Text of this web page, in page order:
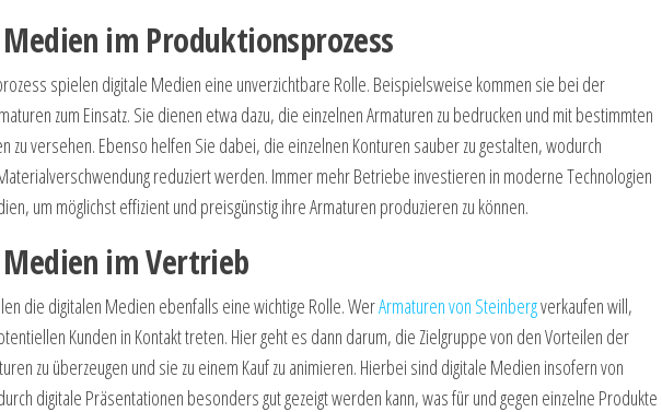
im Produktionsprozess
spielen digitale Medien eine unverzichtbare Rolle. Beispielsweise kommen sie bei der
zum Einsatz. Sie dienen etwa dazu, die einzelnen Armaturen zu bedrucken und mit bestimmten
zu versehen. Ebenso helfen Sie dabei, die einzelnen Konturen sauber zu gestalten, wodurch
reduziert werden. Immer mehr Betriebe investieren in moderne Technologien
um möglichst effizient und preisgünstig ihre Armaturen produzieren zu können.
im Vertrieb
die digitalen Medien ebenfalls eine wichtige Rolle. WerArmaturen von Steinbergverkaufen will,
Kunden in Kontakt treten. Hier geht es dann darum, die Zielgruppe von den Vorteilen der
zu überzeugen und sie zu einem Kauf zu animieren. Hierbei sind digitale Medien insofern von
digitale Präsentationen besonders gut gezeigt werden kann, was für und gegen einzelne Produkte